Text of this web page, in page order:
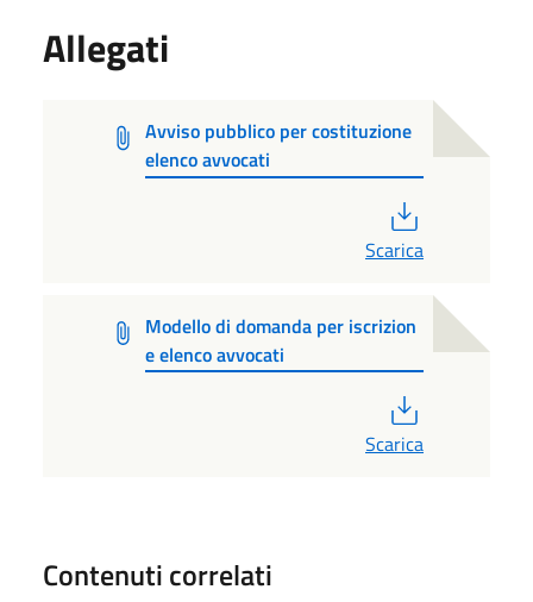
Allegati
Avviso pubblico per costituzione
elenco avvocati
Scarica
Modello di domanda per iscrizion
e elenco avvocati
Scarica
Contenuti correlati